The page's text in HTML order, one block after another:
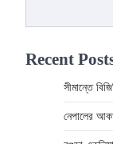
Recent
সীমান্তে
নেপালের